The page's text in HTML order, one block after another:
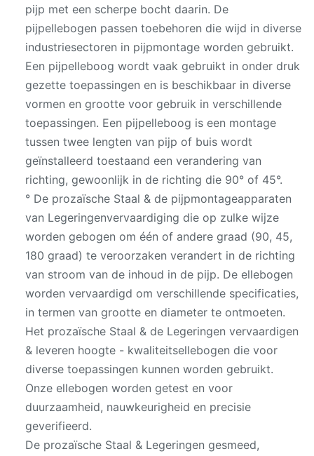
pijp met een scherpe bocht daarin. De
pijpellebogen passen toebehoren die wijd in diverse
industriesectoren in pijpmontage worden gebruikt.
Een pijpelleboog wordt vaak gebruikt in onder druk
gezette toepassingen en is beschikbaar in diverse
vormen en grootte voor gebruik in verschillende
toepassingen. Een pijpelleboog is een montage
tussen twee lengten van pijp of buis wordt
geïnstalleerd toestaand een verandering van
richting, gewoonlijk in de richting die 90° of 45°.
° De prozaïsche Staal & de pijpmontageapparaten
van Legeringenvervaardiging die op zulke wijze
worden gebogen om één of andere graad (90, 45,
180 graad) te veroorzaken verandert in de richting
van stroom van de inhoud in de pijp. De ellebogen
worden vervaardigd om verschillende specificaties,
in termen van grootte en diameter te ontmoeten.
Het prozaïsche Staal & de Legeringen vervaardigen
& leveren hoogte - kwaliteitsellebogen die voor
diverse toepassingen kunnen worden gebruikt.
Onze ellebogen worden getest en voor
duurzaamheid, nauwkeurigheid en precisie
geverifieerd.
De prozaïsche Staal & Legeringen gesmeed,